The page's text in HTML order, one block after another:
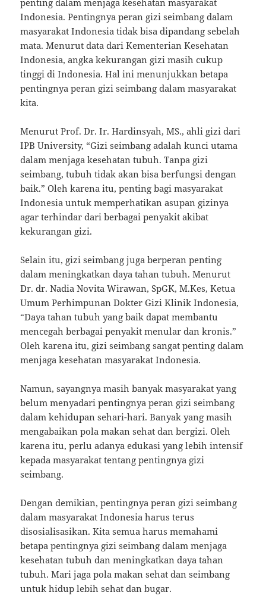
Indonesia. Pentingnya peran gizi seimbang dalam
masyarakat Indonesia tidak bisa dipandang sebelah
mata. Menurut data dari Kementerian Kesehatan
Indonesia, angka kekurangan gizi masih cukup
tinggi di Indonesia. Hal ini menunjukkan betapa
pentingnya peran gizi seimbang dalam masyarakat
kita.
Menurut Prof. Dr. Ir. Hardinsyah, MS., ahli gizi dari
IPB University, “Gizi seimbang adalah kunci utama
dalam menjaga kesehatan tubuh. Tanpa gizi
seimbang, tubuh tidak akan bisa berfungsi dengan
baik.” Oleh karena itu, penting bagi masyarakat
Indonesia untuk memperhatikan asupan gizinya
agar terhindar dari berbagai penyakit akibat
kekurangan gizi.
Selain itu, gizi seimbang juga berperan penting
dalam meningkatkan daya tahan tubuh. Menurut
Dr. dr. Nadia Novita Wirawan, SpGK, M.Kes, Ketua
Umum Perhimpunan Dokter Gizi Klinik Indonesia,
“Daya tahan tubuh yang baik dapat membantu
mencegah berbagai penyakit menular dan kronis.”
Oleh karena itu, gizi seimbang sangat penting dalam
menjaga kesehatan masyarakat Indonesia.
Namun, sayangnya masih banyak masyarakat yang
belum menyadari pentingnya peran gizi seimbang
dalam kehidupan sehari-hari. Banyak yang masih
mengabaikan pola makan sehat dan bergizi. Oleh
karena itu, perlu adanya edukasi yang lebih intensif
kepada masyarakat tentang pentingnya gizi
seimbang.
Dengan demikian, pentingnya peran gizi seimbang
dalam masyarakat Indonesia harus terus
disosialisasikan. Kita semua harus memahami
betapa pentingnya gizi seimbang dalam menjaga
kesehatan tubuh dan meningkatkan daya tahan
tubuh. Mari jaga pola makan sehat dan seimbang
untuk hidup lebih sehat dan bugar.